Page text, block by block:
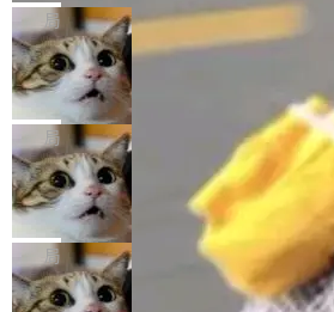
“启蒙老师”。 而今年，恰好是雷霄骅离世
年。FFmpeg 社区最终选择用一个大版本
字，留下了这份纪念。 雷霄骅曾是中国传
数字电视技术方向的博士生，长期从事视
频技...
编写程序，目标是完成电商平台作者信息
列表的数据匹配 —— 一项常规的数据处理
务，最终却产生了 180 万美元的账单，实
超出原定预算 860%。 更令人意外的是，
最终并未成功落地，而高额算力消耗持续
达 5 个月，公司直到财务对账时才察觉异
意味着一个无人看管的 AI 程序，在近半
里日夜不停地"烧钱"。 复盘显示，...
e CEO Clément Delangue 在 CNBC 的采
没有拐弯抹角。他说中国正在赢得 AI 竞赛
且按目前的速度，中国 AI 工具预计在今年
2027 年就能追上美国前沿实验室的水平
ngue 把原因归结为一件事：开放协作。
AI 开发者在一个共享和协作的生态里加速
而美国模型厂商在"闭门造车"。他的原话
ding in silos"——各自为战，互不通气。
断从他嘴里说出来分量不同。Hugging
全球最大的开源 AI 平台，上面跑着上百
型。谁在开源赛道上领先，...
局
当 AI agent 把源码变成了最好的扩展
统，开发者工具必须开源
五年前，David Crawshaw 问过很多软件
一个问题：你写过什么给自己用的程序？
乎都是没有。工程师们整天用别人写的程
序给别人用。偶尔有人自己写个博客系统
家居控制、家庭实验室，都算稀奇事。
aw 是 Shelley 的作者，一个开源 AI
nt。他最近在博客上写了一篇文章，核心
简单：开发者工具必须开源。 理由不是传
局
DeepSeek Harness 宣布内测邀请，
网最大规模开源 Agent 路演现场诞生
一条内测招募帖，发出去的时候大概没人
会变成一场开源 Agent 生态的路演。 8月
DeepSeek Harness 团队负责人崔添翼
局